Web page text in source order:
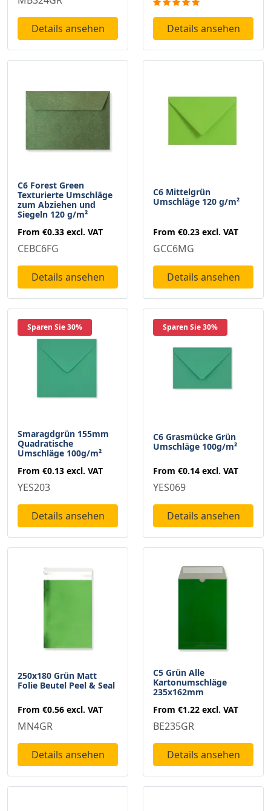
Details ansehen Details ansehen
C6 Forest Green
Texturierte Umschläge
zum Abziehen und
Siegeln 120 g/m²
From €0.33 excl. VAT
CEBC6FG
Details ansehen
C6 Mittelgrün
Umschläge 120 g/m²
From €0.23 excl. VAT
GCC6MG
Details ansehen
Sparen Sie 30%
Smaragdgrün 155mm
Quadratische
Umschläge 100g/m²
From €0.13 excl. VAT
YES203
Details ansehen
Sparen Sie 30%
C6 Grasmücke Grün
Umschläge 100g/m²
From €0.14 excl. VAT
YES069
Details ansehen
250x180 Grün Matt
Folie Beutel Peel & Seal
From €0.56 excl. VAT
MN4GR
Details ansehen
C5 Grün Alle
Kartonumschläge
235x162mm
From €1.22 excl. VAT
BE235GR
Details ansehen